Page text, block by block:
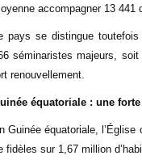
accompagner 13 441
pays se distingue
séminaristes majeurs,
renouvellement.
équatoriale : une
Guinée équatoriale,
fidèles sur 1,67 million